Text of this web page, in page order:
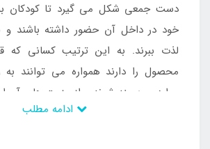
دست جمعی شکل می گیرد تا کودکان
خود در داخل آن حضور داشته باشند و
لذت ببرند. به این ترتیب کسانی که
محصول را دارند همواره می توانند به
موارد بهره مند شوند و از مزیت های آن
طی سال های زیاد بدون مشکل و دشواری